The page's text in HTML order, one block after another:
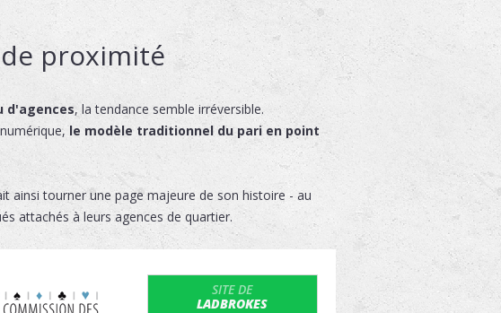
proximité
d'agences, la tendance semble irréversible.
le modèle traditionnel du pari en point
ainsi tourner une page majeure de son histoire - au
attachés à leurs agences de quartier.
SITE DE
LADBROKES